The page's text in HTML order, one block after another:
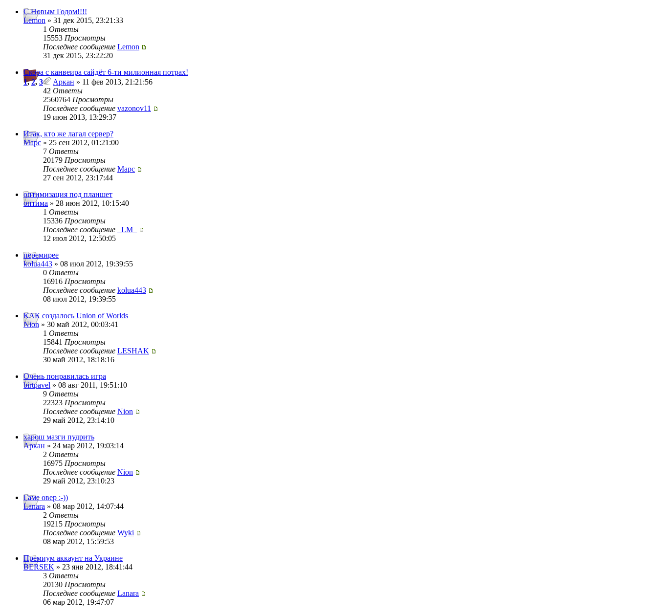
С Новым Годом!!!!
Lemon » 31 дек 2015, 23:21:33
1 Ответы
15553 Просмотры
Последнее сообщение Lemon
31 дек 2015, 23:22:20
Скора с канвеира сайдёт 6-ти милионная потрах!
1,2, 3 Аркан » 11 фев 2013, 21:21:56
42 Ответы
2560764 Просмотры
Последнее сообщение vazonov11
19 июн 2013, 13:29:37
Итак, кто же лагал сервер?
Mapc » 25 сен 2012, 01:21:00
7 Ответы
20179 Просмотры
Последнее сообщение Mapc
27 сен 2012, 23:17:44
оптимизация под планшет
оптима » 28 июн 2012, 10:15:40
1 Ответы
15336 Просмотры
Последнее сообщение
_LM_
12 июл 2012, 12:50:05
перемирее
kolua443 » 08 июл 2012, 19:39:55
0 Ответы
16916 Просмотры
Последнее сообщение kolua443
08 июл 2012, 19:39:55
КАК создалось Union of Worlds
Nion » 30 май 2012, 00:03:41
1 Ответы
15841 Просмотры
Последнее сообщение LESHAK
30 май 2012, 18:18:16
Очень понравилась игра
birtpavel » 08 авг 2011, 19:51:10
9 Ответы
22323 Просмотры
Последнее сообщение Nion
29 май 2012, 23:14:10
харош мазги пудрить
Аркан » 24 мар 2012, 19:03:14
2 Ответы
16975 Просмотры
Последнее сообщение Nion
29 май 2012, 23:10:23
Гаме овер :-))
Lanara » 08 мар 2012, 14:07:44
2 Ответы
19215 Просмотры
Последнее сообщение Wyki
08 мар 2012, 15:59:53
Премиум аккаунт на Украине
BERSEK » 23 янв 2012, 18:41:44
3 Ответы
20130 Просмотры
Последнее сообщение Lanara
06 мар 2012, 19:47:07